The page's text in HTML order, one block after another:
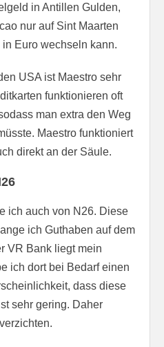
in Antillen Gulden,
nur auf Sint Maarten
Euro wechseln kann.
USA ist Maestro sehr
funktionieren oft
man extra den Weg
Maestro funktioniert
direkt an der Säule.
ich auch von N26. Diese
ich Guthaben auf dem
VR Bank liegt mein
ich dort bei Bedarf einen
dass diese
sehr gering. Daher